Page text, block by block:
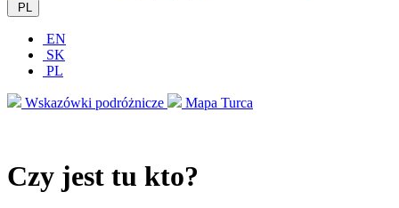
PL
EN
SK
PL
Wskazówki podróżnicze Mapa Turca
Czy jest tu kto?